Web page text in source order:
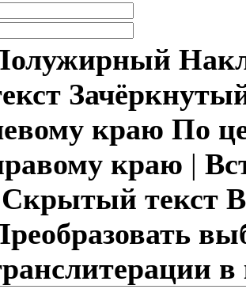
краю По
краю |
Скрытый текст